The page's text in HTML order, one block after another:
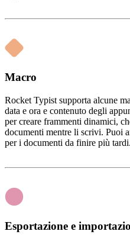
Macro
Rocket Typist supporta alcune
data e ora e contenuto degli
per creare frammenti dinamici,
documenti mentre li scrivi. Puoi
per i documenti da finire più tardi.
Esportazione e